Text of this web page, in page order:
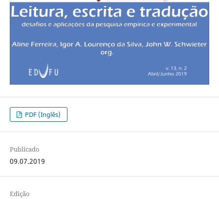
PDF (Inglês)
Publicado
09.07.2019
Edição